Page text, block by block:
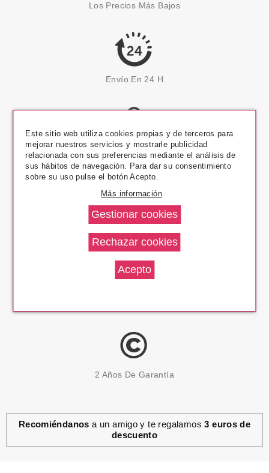
Los Precios Más Bajos
Envío En 24 H
Pago Seguro
14 Días Devolución
2 Años De Garantía
Recomiéndanos a un amigo y te regalamos3 euros de
descuento
Este sitio web utiliza cookies propias y de terceros para
mejorar nuestros servicios y mostrarle publicidad
relacionada con sus preferencias mediante el análisis de
sus hábitos de navegación. Para dar su consentimiento
sobre su uso pulse el botón Acepto.
Más información